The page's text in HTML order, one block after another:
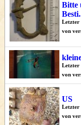
Bitte
Letzter
von
Letzter
von
US
Letzter
von